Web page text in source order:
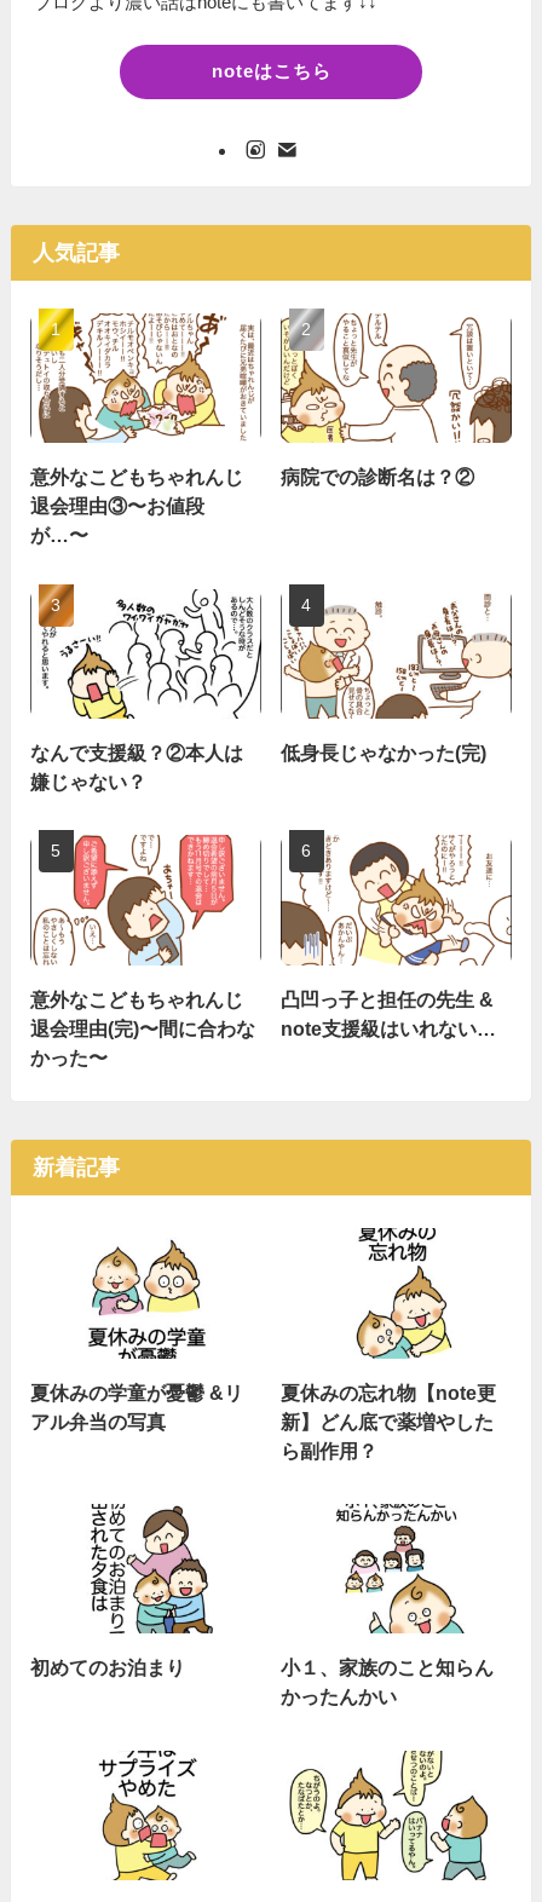
noteはこちら
人気記事
意外なこどもちゃれんじ
退会理由③〜お値段
が…〜
病院での診断名は？②
なんで支援級？②本人は
嫌じゃない？
低身長じゃなかった(完)
意外なこどもちゃれんじ
退会理由(完)〜間に合わな
かった〜
凸凹っ子と担任の先生 &
note支援級はいれない…
新着記事
夏休みの学童が憂鬱 &リ
アル弁当の写真
夏休みの忘れ物【note更
新】どん底で薬増やした
ら副作用？
初めてのお泊まり
小１、家族のこと知らん
かったんかい